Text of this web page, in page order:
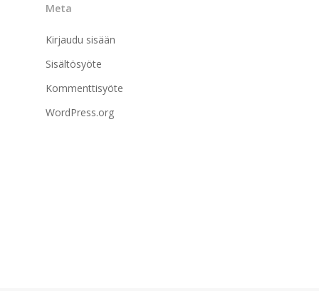
Meta
Kirjaudu sisään
Sisältösyöte
Kommenttisyöte
WordPress.org